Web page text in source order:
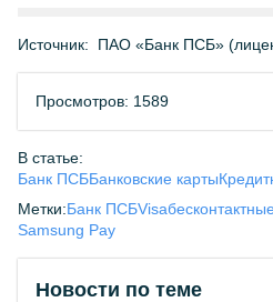
Источник: ПАО «Банк ПСБ»
Просмотров: 1589
В статье:
Банк ПСББанковские карты
Метки:Банк ПСБVisa
Samsung Pay
Новости по теме